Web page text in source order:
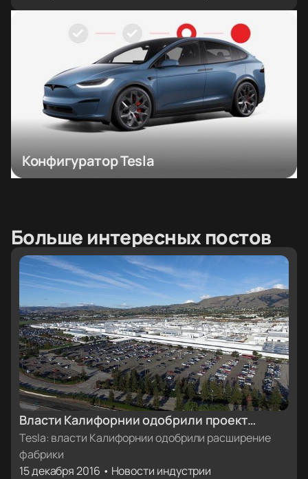
Конфигуратор Tesla
Больше интересных постов
Власти Калифорнии одобрили проект
расширения фабрики Tesla Motors [бонус:
фото завода с высоты птичьего полета]
Tesla: власти Калифорнии одобрили расширение
фабрики
15 декабря 2016 • Новости индустрии